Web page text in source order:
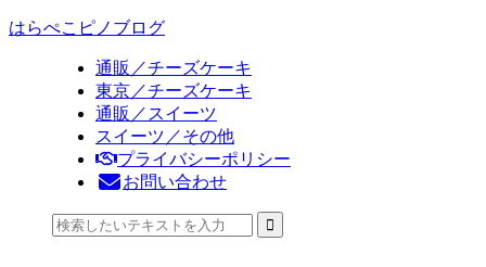
はらぺこピノブログ
通販／チーズケーキ
東京／チーズケーキ
通販／スイーツ
スイーツ／その他
プライバシーポリシー
お問い合わせ